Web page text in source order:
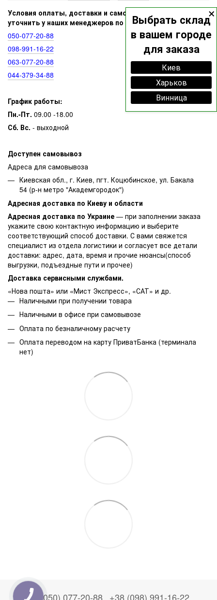
×
Выбрать склад
в вашем городе
для заказа
Киев
Харьков
Винница
Условия оплаты, доставки и самовывоза вы можете
уточнить у наших менеджеров по номерам:
050‑077‑20‑88
098‑991‑16‑22
063‑077‑20‑88
044‑379‑34‑88
График работы:
Пн.-Пт. 09.00 -18.00
Сб. Вс. - выходной
Доступен самовывоз
Адреса для самовывоза
Киевская обл., г. Киев, пгт. Коцюбинское, ул. Бакала
54 (р-н метро "Академгородок")
Адресная доставка по Киеву и области
Адресная доставка по Украине — при заполнении заказа
укажите свою контактную информацию и выберите
соответствующий способ доставки. С вами свяжется
специалист из отдела логистики и согласует все детали
доставки: адрес, дата, время и прочие нюансы(способ
выгрузки, подъездные пути и прочее)
Доставка сервисными службами.
«Нова пошта» или «Мист Экспресс», «САТ» и др.
Наличными при получении товара
Наличными в офисе при самовывозе
Оплата по безналичному расчету
Оплата переводом на карту ПриватБанка (терминала
нет)
+38 (050) 077-20-88 +38 (098) 991-16-22